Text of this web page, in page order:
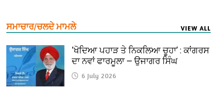
ਸਮਾਚਾਰ/ਚਲਦੇ ਮਾਮਲੇ VIEW ALL
‘ਖੋਦਿਆ ਪਹਾੜ ਤੇ ਨਿਕਲਿਆ ਚੂਹਾ’ : ਕਾਂਗਰਸ
ਦਾ ਨਵਾਂ ਫਾਰਮੂਲਾ — ਉਜਾਗਰ ਸਿੰਘ
6 July 2026